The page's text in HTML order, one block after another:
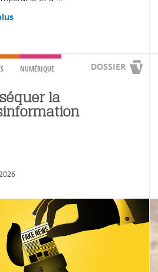
NUMÉRIQUE DOSSIER
la